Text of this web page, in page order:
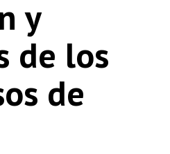
y
de los
de